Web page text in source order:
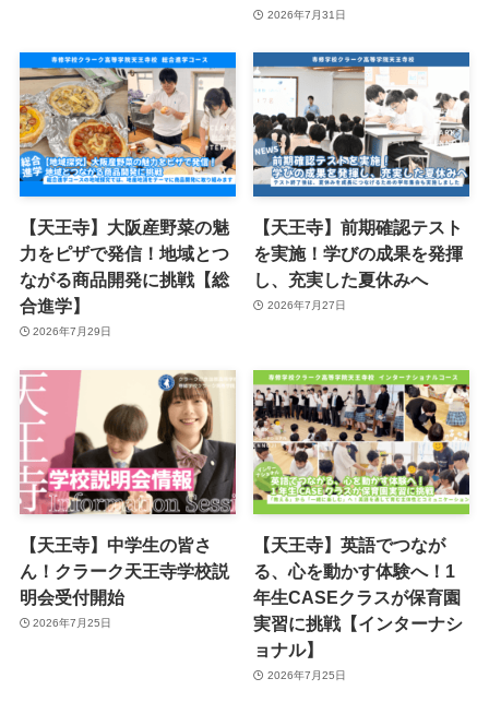
2026年7月31日
【天王寺】大阪産野菜の魅
力をピザで発信！地域とつ
ながる商品開発に挑戦【総
合進学】
2026年7月29日
【天王寺】前期確認テスト
を実施！学びの成果を発揮
し、充実した夏休みへ
2026年7月27日
【天王寺】中学生の皆さ
ん！クラーク天王寺学校説
明会受付開始
2026年7月25日
【天王寺】英語でつなが
る、心を動かす体験へ！1
年生CASEクラスが保育園
実習に挑戦【インターナシ
ョナル】
2026年7月25日